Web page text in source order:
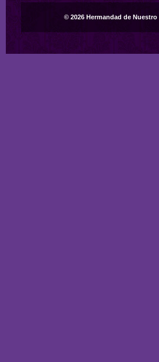
© 2026 Hermandad de